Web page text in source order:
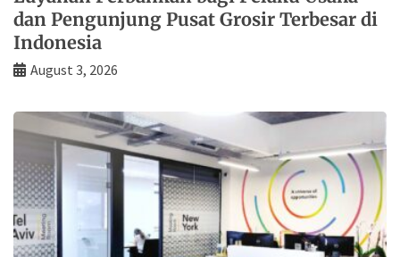
dan Pengunjung Pusat Grosir Terbesar di
Indonesia
August 3, 2026